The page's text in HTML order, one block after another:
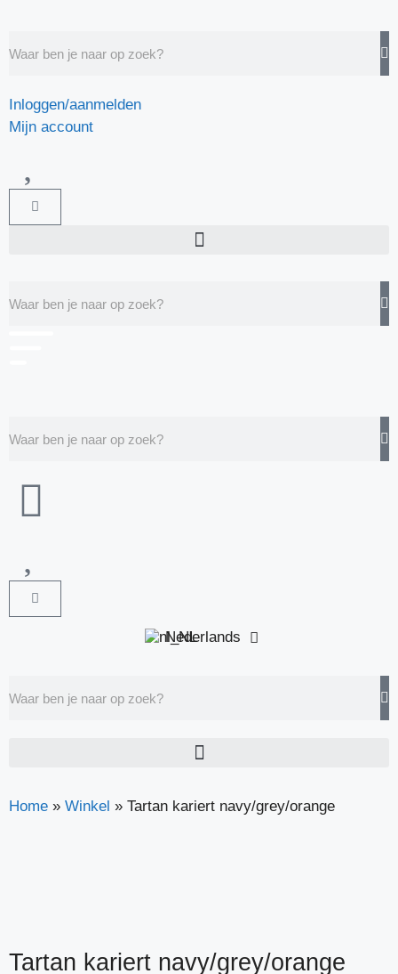
Inloggen/aanmelden
Mijn account
Nederlands
Home » Winkel » Tartan kariert navy/grey/orange
Tartan kariert navy/grey/orange